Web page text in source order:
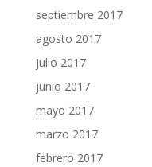
septiembre 2017
agosto 2017
julio 2017
junio 2017
mayo 2017
marzo 2017
febrero 2017